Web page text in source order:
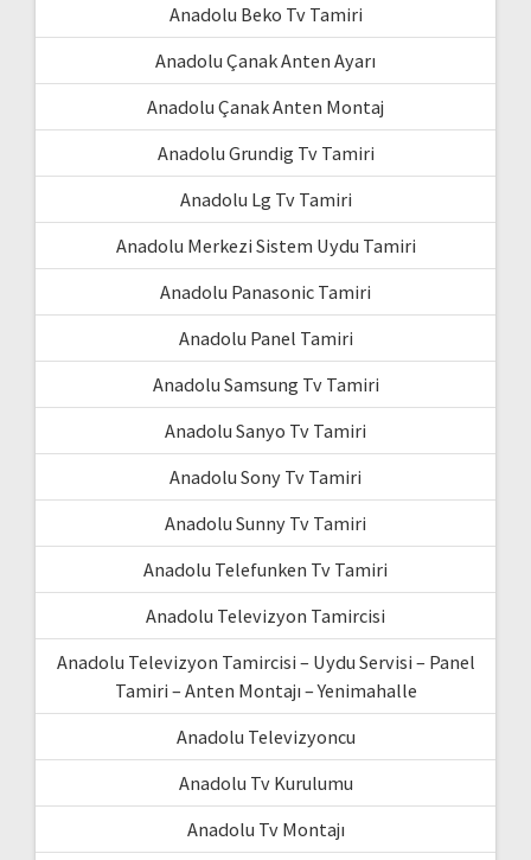
Anadolu Beko Tv Tamiri
Anadolu Çanak Anten Ayarı
Anadolu Çanak Anten Montaj
Anadolu Grundig Tv Tamiri
Anadolu Lg Tv Tamiri
Anadolu Merkezi Sistem Uydu Tamiri
Anadolu Panasonic Tamiri
Anadolu Panel Tamiri
Anadolu Samsung Tv Tamiri
Anadolu Sanyo Tv Tamiri
Anadolu Sony Tv Tamiri
Anadolu Sunny Tv Tamiri
Anadolu Telefunken Tv Tamiri
Anadolu Televizyon Tamircisi
Anadolu Televizyon Tamircisi – Uydu Servisi – Panel
Tamiri – Anten Montajı – Yenimahalle
Anadolu Televizyoncu
Anadolu Tv Kurulumu
Anadolu Tv Montajı